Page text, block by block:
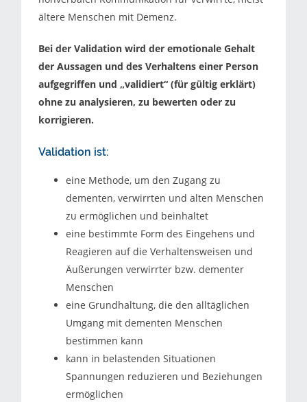
ältere Menschen mit Demenz.
Bei der Validation wird der emotionale Gehalt
der Aussagen und des Verhaltens einer Person
aufgegriffen und „validiert“ (für gültig erklärt)
ohne zu analysieren, zu bewerten oder zu
korrigieren.
Validation ist:
eine Methode, um den Zugang zu
dementen, verwirrten und alten Menschen
zu ermöglichen und beinhaltet
eine bestimmte Form des Eingehens und
Reagieren auf die Verhaltensweisen und
Äußerungen verwirrter bzw. dementer
Menschen
eine Grundhaltung, die den alltäglichen
Umgang mit dementen Menschen
bestimmen kann
kann in belastenden Situationen
Spannungen reduzieren und Beziehungen
ermöglichen